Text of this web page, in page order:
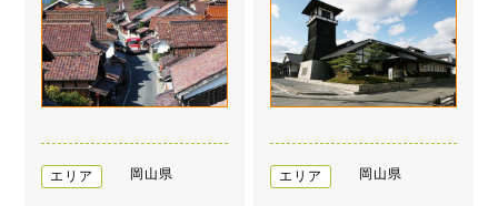
エリア 岡山県 エリア 岡山県